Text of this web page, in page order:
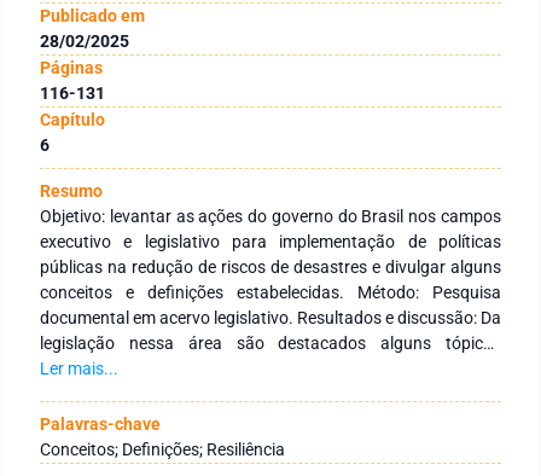
Publicado em
28/02/2025
Páginas
116-131
Capítulo
6
Resumo
Objetivo: levantar as ações do governo do Brasil nos campos
executivo e legislativo para implementação de políticas
públicas na redução de riscos de desastres e divulgar alguns
conceitos e definições estabelecidas. Método: Pesquisa
documental em acervo legislativo. Resultados e discussão: Da
legislação nessa área são destacados alguns tópicos
abordados e quando presentes conceitos e definições,
os quais devem ser dominados pela população brasileira. Em
uma situação de desastre biológico, exemplos do acontecido
em resposta ao alerta de ameaça global. Considerações
Ler mais...
Palavras-chave
Conceitos; Definições; Resiliência